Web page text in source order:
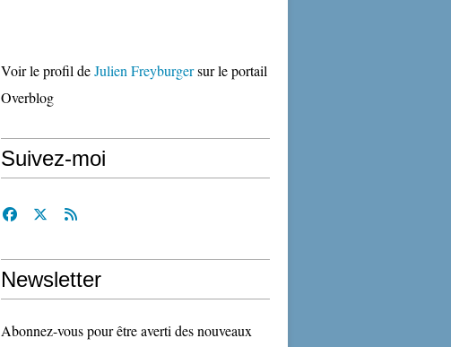
Voir le profil deJulien Freyburgersur le portail
Overblog
Suivez-moi
Newsletter
Abonnez-vous pour être averti des nouveaux